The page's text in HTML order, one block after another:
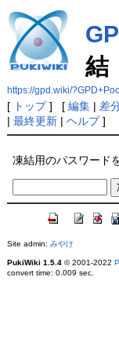
結
https://gpd.wiki/
[ トップ] [ 編集| 差
| 最終更新| ヘルプ]
凍結用のパスワード
Site admin: みやけ
PukiWiki 1.5.4© 2001-2022
convert time: 0.009 sec.